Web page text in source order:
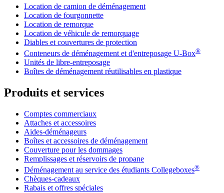
Location de camion de déménagement
Location de fourgonnette
Location de remorque
Location de véhicule de remorquage
Diables et couvertures de protection
Conteneurs de déménagement et d'entreposage U-Box®
Unités de libre-entreposage
Boîtes de déménagement réutilisables en plastique
Produits et services
Comptes commerciaux
Attaches et accessoires
Aides-déménageurs
Boîtes et accessoires de déménagement
Couverture pour les dommages
Remplissages et réservoirs de propane
Déménagement au service des étudiants Collegeboxes®
Chèques-cadeaux
Rabais et offres spéciales